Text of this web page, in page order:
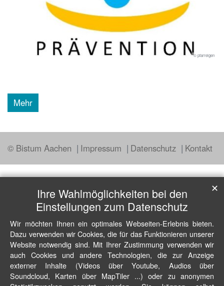
© pfarreigen
Mehr
© Bistum Aachen Impressum Datenschutz Kontakt
Ihre Wahlmöglichkeiten bei den
Einstellungen zum Datenschutz
Wir möchten Ihnen ein optimales Webseiten-Erlebnis bieten.
Dazu verwenden wir Cookies, die für das Funktionieren unserer
Website notwendig sind. Mit Ihrer Zustimmung verwenden wir
auch Cookies und andere Technologien, die zur Anzeige
externer Inhalte (Videos über Youtube, Audios über
Soundcloud, Karten über MapTiler ...) oder zu anonymen
✕